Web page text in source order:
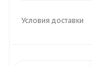
Условия доставки